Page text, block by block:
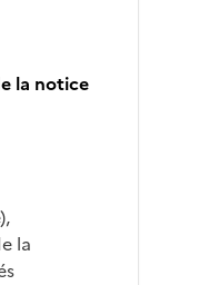
la notice
la